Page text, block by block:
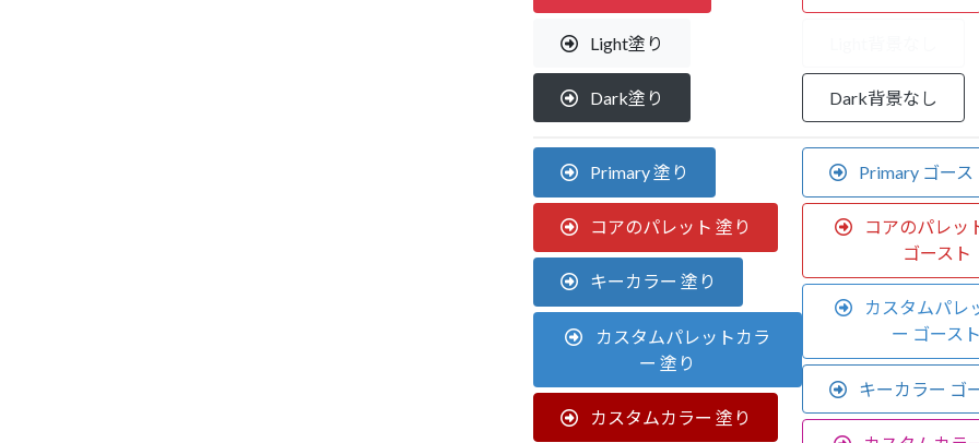
Light塗り
Dark塗り Dark背景なし
Primary 塗り
コアのパレット 塗り
キーカラー 塗り
カスタムパレットカラ
ー 塗り
カスタムカラー 塗り
Primary ゴース
コアのパレッ
ゴースト
カスタムパレ
ー ゴース
キーカラー ゴ